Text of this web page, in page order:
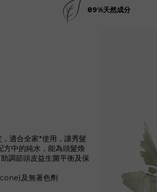
89%天然成分
適合全家*使用，讓秀髮
方中的純水，能為頭髮煥
調節頭皮益生菌平衡及保
及無著色劑